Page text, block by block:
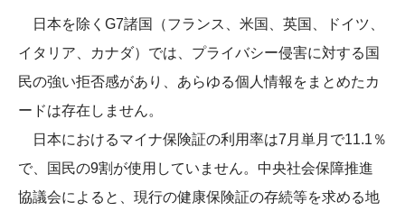
日本を除くG7諸国（フランス、米国、英国、ドイツ、
イタリア、カナダ）では、プライバシー侵害に対する国
民の強い拒否感があり、あらゆる個人情報をまとめたカ
ードは存在しません。
日本におけるマイナ保険証の利用率は7月単月で11.1％
で、国民の9割が使用していません。中央社会保障推進
協議会によると、現行の健康保険証の存続等を求める地